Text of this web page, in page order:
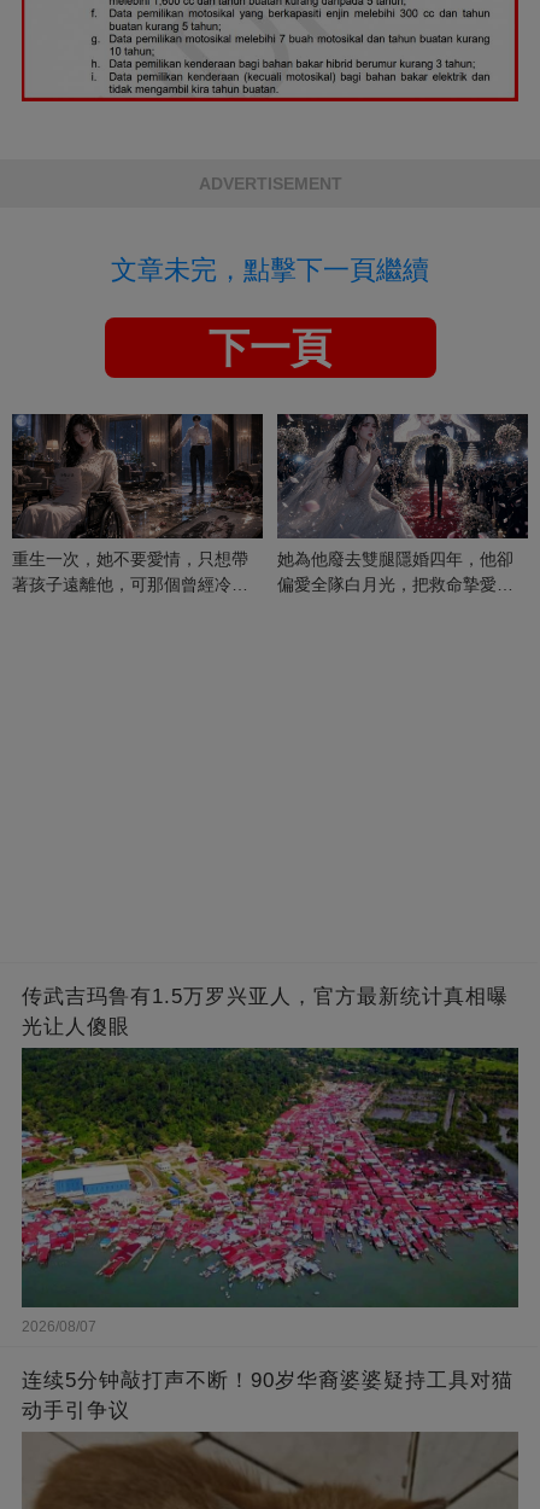
ADVERTISEMENT
文章未完，點擊下一頁繼續
下一頁
重生一次，她不要愛情，只想帶
著孩子遠離他，可那個曾經冷漠
她為他廢去雙腿隱婚四年，他卻
偏愛全隊白月光，把救命摯愛當
传武吉玛鲁有1.5万罗兴亚人，官方最新统计真相曝
光让人傻眼
2026/08/07
连续5分钟敲打声不断！90岁华裔婆婆疑持工具对猫
动手引争议